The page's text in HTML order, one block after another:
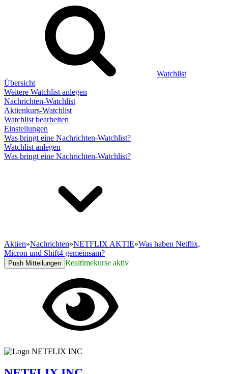
Watchlist
Übersicht
Weitere Watchlist anlegen
Nachrichten-Watchlist
Aktienkurs-Watchlist
Watchlist bearbeiten
Einstellungen
Was bringt eine Nachrichten-Watchlist?
Watchlist anlegen
Was bringt eine Nachrichten-Watchlist?
Aktien»Nachrichten»NETFLIX AKTIE»Was haben Netflix,
Micron und Shift4 gemeinsam?
Push Mitteilungen Realtimekurse aktiv